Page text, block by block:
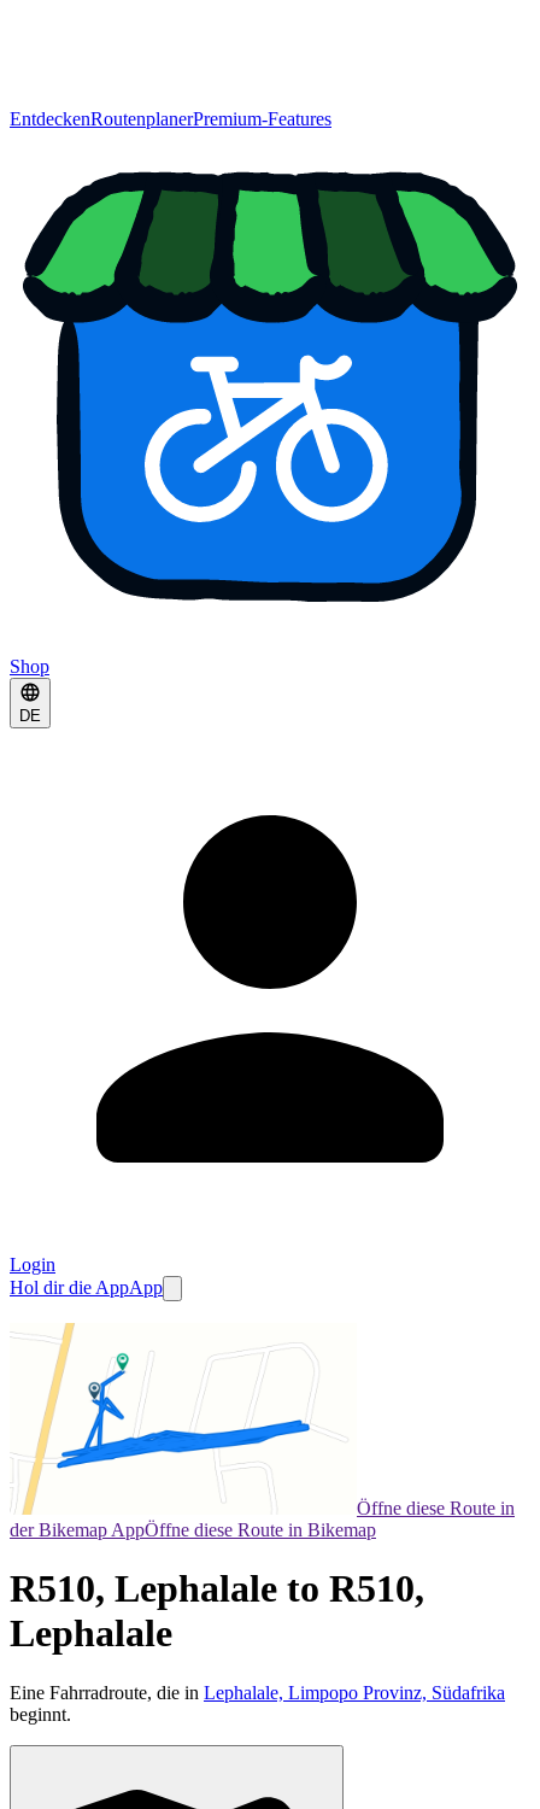
EntdeckenRoutenplanerPremium-Features
Shop
DE
Login
Hol dir die AppApp
Öffne diese Route in
der Bikemap AppÖffne diese Route in Bikemap
R510, Lephalale to R510,
Lephalale
Eine Fahrradroute, die in Lephalale, Limpopo Provinz, Südafrika
beginnt.